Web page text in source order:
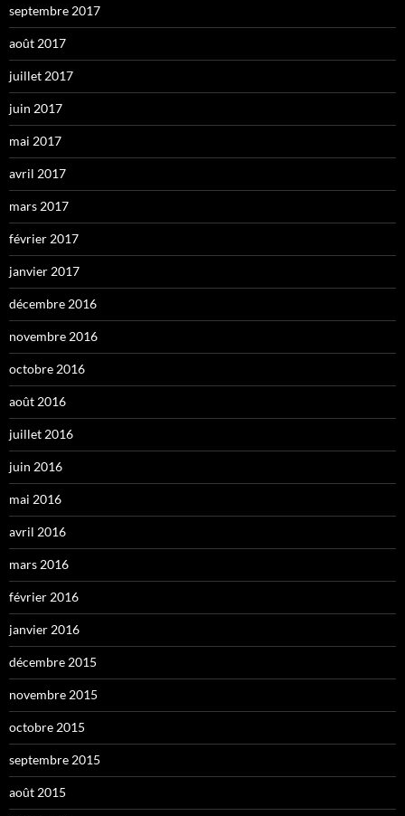
septembre 2017
août 2017
juillet 2017
juin 2017
mai 2017
avril 2017
mars 2017
février 2017
janvier 2017
décembre 2016
novembre 2016
octobre 2016
août 2016
juillet 2016
juin 2016
mai 2016
avril 2016
mars 2016
février 2016
janvier 2016
décembre 2015
novembre 2015
octobre 2015
septembre 2015
août 2015